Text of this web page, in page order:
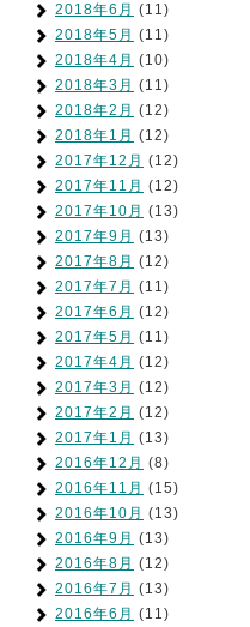
2018年6月 (11)
2018年5月 (11)
2018年4月 (10)
2018年3月 (11)
2018年2月 (12)
2018年1月 (12)
2017年12月 (12)
2017年11月 (12)
2017年10月 (13)
2017年9月 (13)
2017年8月 (12)
2017年7月 (11)
2017年6月 (12)
2017年5月 (11)
2017年4月 (12)
2017年3月 (12)
2017年2月 (12)
2017年1月 (13)
2016年12月 (8)
2016年11月 (15)
2016年10月 (13)
2016年9月 (13)
2016年8月 (12)
2016年7月 (13)
2016年6月 (11)